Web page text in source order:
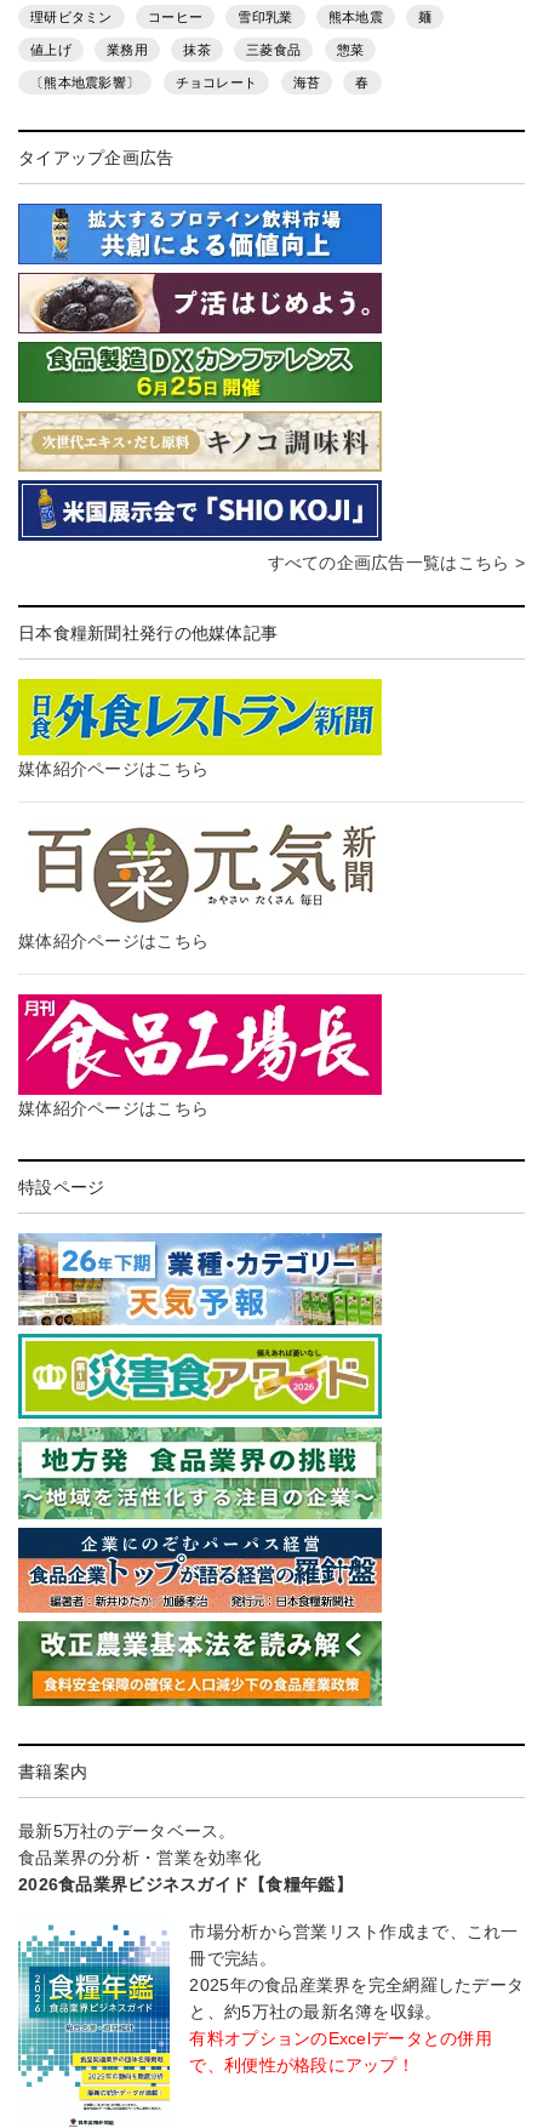
理研ビタミン コーヒー 雪印乳業 熊本地震 麺
値上げ 業務用 抹茶 三菱食品 惣菜
〔熊本地震影響〕 チョコレート 海苔 春
タイアップ企画広告
すべての企画広告一覧はこちら >
日本食糧新聞社発行の他媒体記事
媒体紹介ページはこちら
媒体紹介ページはこちら
媒体紹介ページはこちら
特設ページ
書籍案内
最新5万社のデータベース。
食品業界の分析・営業を効率化
2026食品業界ビジネスガイド【食糧年鑑】
市場分析から営業リスト作成まで、これ一
冊で完結。
2025年の食品産業界を完全網羅したデータ
と、約5万社の最新名簿を収録。
有料オプションのExcelデータとの併用
で、利便性が格段にアップ！